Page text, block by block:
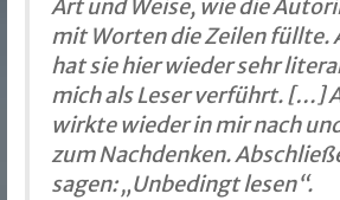
Art und Weise, wie die
mit Worten die Zeilen füllte.
hat sie hier wieder sehr
mich als Leser verführt. […]
wirkte wieder in mir nach
zum Nachdenken.
sagen: „Unbedingt lesen“.